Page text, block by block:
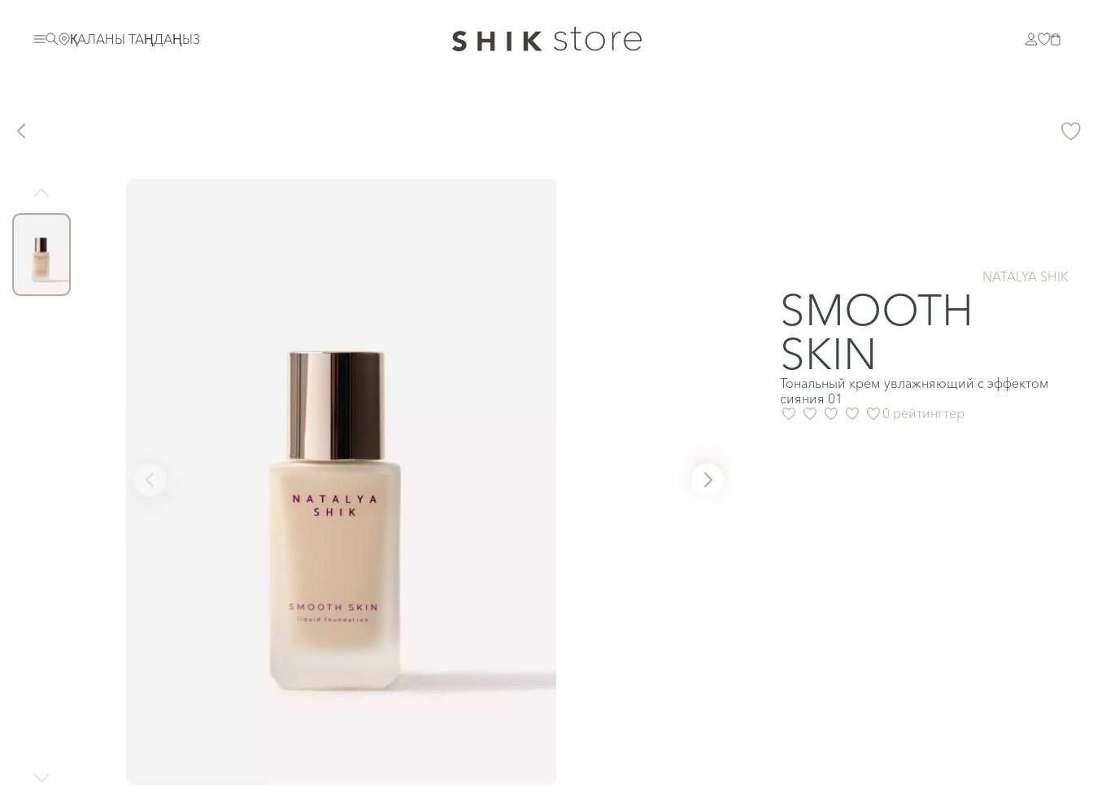
ҚАЛАНЫ ТАҢДАҢЫЗ
NATALYA SHIK
SMOOTH
SKIN
Тональный крем увлажняющий с эффектом
сияния 01
0 рейтингтер